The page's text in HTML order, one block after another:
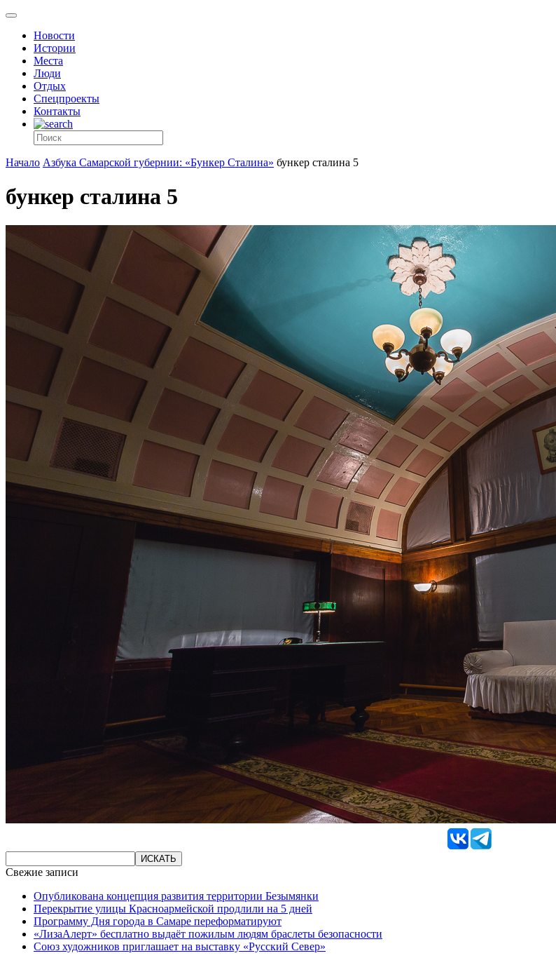
Новости
Истории
Места
Люди
Отдых
Спецпроекты
Контакты
Начало Азбука Самарской губернии: «Бункер Сталина» бункер сталина 5
бункер сталина 5
Свежие записи
Опубликована концепция развития территории Безымянки
Перекрытие улицы Красноармейской продлили на 5 дней
Программу Дня города в Самаре переформатируют
«ЛизаАлерт» бесплатно выдаёт пожилым людям браслеты безопасности
Союз художников приглашает на выставку «Русский Север»